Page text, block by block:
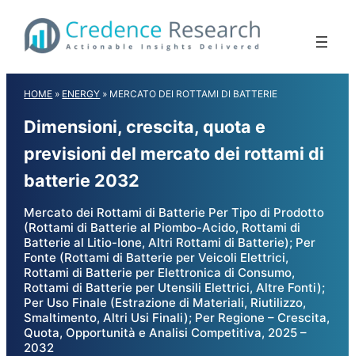
content
HOME » ENERGY » MERCATO DEI ROTTAMI DI BATTERIE
Dimensioni, crescita, quota e
previsioni del mercato dei rottami di
batterie 2032
Mercato dei Rottami di Batterie Per Tipo di Prodotto
(Rottami di Batterie al Piombo-Acido, Rottami di
Batterie al Litio-Ione, Altri Rottami di Batterie); Per
Fonte (Rottami di Batterie per Veicoli Elettrici,
Rottami di Batterie per Elettronica di Consumo,
Rottami di Batterie per Utensili Elettrici, Altre Fonti);
Per Uso Finale (Estrazione di Materiali, Riutilizzo,
Smaltimento, Altri Usi Finali); Per Regione – Crescita,
Quota, Opportunità e Analisi Competitiva, 2025 –
2032